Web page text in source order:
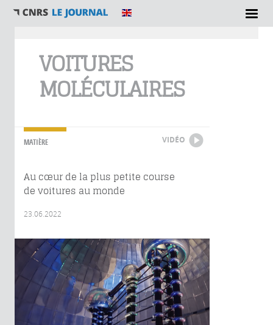
VOITURES
MOLÉCULAIRES
MATIÈRE VIDÉO
Au cœur de la plus petite course
de voitures au monde
23.06.2022